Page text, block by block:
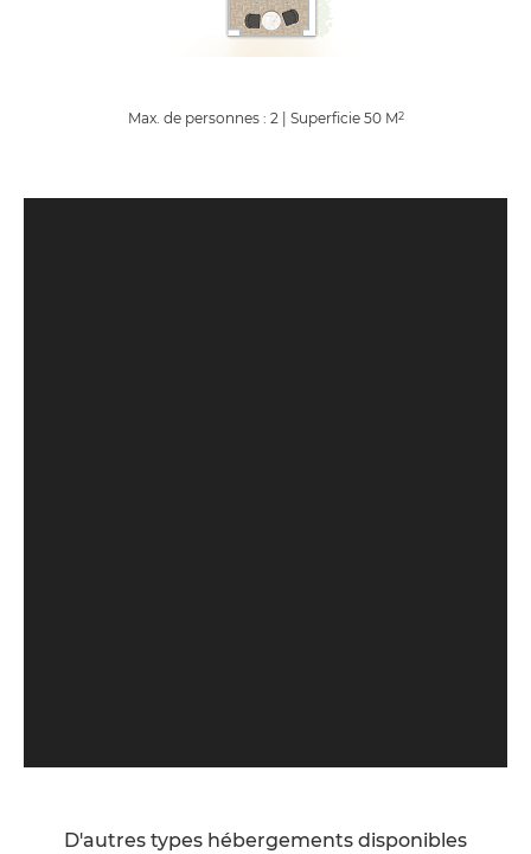
Max. de personnes : 2 Superficie 50M2
D'autres types hébergements disponibles